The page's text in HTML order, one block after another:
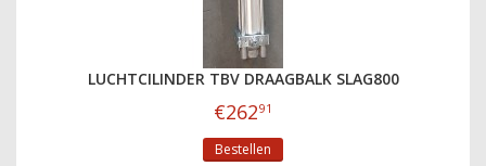
LUCHTCILINDER TBV DRAAGBALK SLAG800
€26291
Bestellen